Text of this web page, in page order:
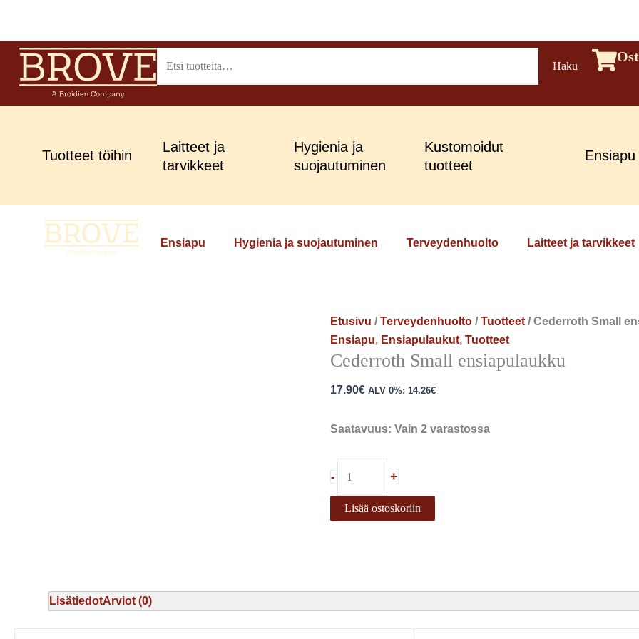
Haku
Tuotteet töihin
Laitteet ja
tarvikkeet
Hygienia ja
suojautuminen
Kustomoidut
tuotteet
Ensiapu
Ensiapu Hygienia ja suojautuminen Terveydenhuolto Laitteet ja tarvikkeet
Etusivu /Terveydenhuolto /Tuotteet / Cederroth Small
Ensiapu, Ensiapulaukut,Tuotteet
Cederroth Small ensiapulaukku
17.90€ ALV 0%:14.26€
Saatavuus: Vain 2 varastossa
-
Cederroth
ensiapulaukku
määrä
+
Lisää ostoskoriin
LisätiedotArviot (0)